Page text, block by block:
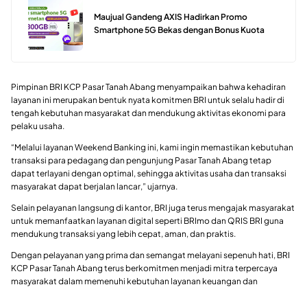
Maujual Gandeng AXIS Hadirkan Promo
Smartphone 5G Bekas dengan Bonus Kuota
Pimpinan BRI KCP Pasar Tanah Abang menyampaikan bahwa kehadiran
layanan ini merupakan bentuk nyata komitmen BRI untuk selalu hadir di
tengah kebutuhan masyarakat dan mendukung aktivitas ekonomi para
pelaku usaha.
“Melalui layanan Weekend Banking ini, kami ingin memastikan kebutuhan
transaksi para pedagang dan pengunjung Pasar Tanah Abang tetap
dapat terlayani dengan optimal, sehingga aktivitas usaha dan transaksi
masyarakat dapat berjalan lancar,” ujarnya.
Selain pelayanan langsung di kantor, BRI juga terus mengajak masyarakat
untuk memanfaatkan layanan digital seperti BRImo dan QRIS BRI guna
mendukung transaksi yang lebih cepat, aman, dan praktis.
Dengan pelayanan yang prima dan semangat melayani sepenuh hati, BRI
KCP Pasar Tanah Abang terus berkomitmen menjadi mitra terpercaya
masyarakat dalam memenuhi kebutuhan layanan keuangan dan